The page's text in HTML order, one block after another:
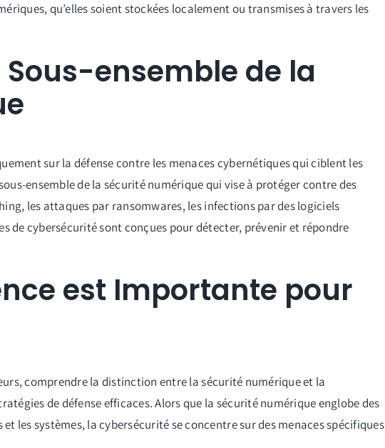
qu’elles soient stockées localement ou transmises à travers les
ensemble de la
sur la défense contre les menaces cybernétiques qui ciblent les
ensemble de la sécurité numérique qui vise à protéger contre des
les attaques par ransomwares, les infections par des logiciels
de cybersécurité sont conçues pour détecter, prévenir et répondre
est Importante pour
comprendre la distinction entre la sécurité numérique et la
de défense efficaces. Alors que la sécurité numérique englobe des
les systèmes, la cybersécurité se concentre sur des menaces spécifiques